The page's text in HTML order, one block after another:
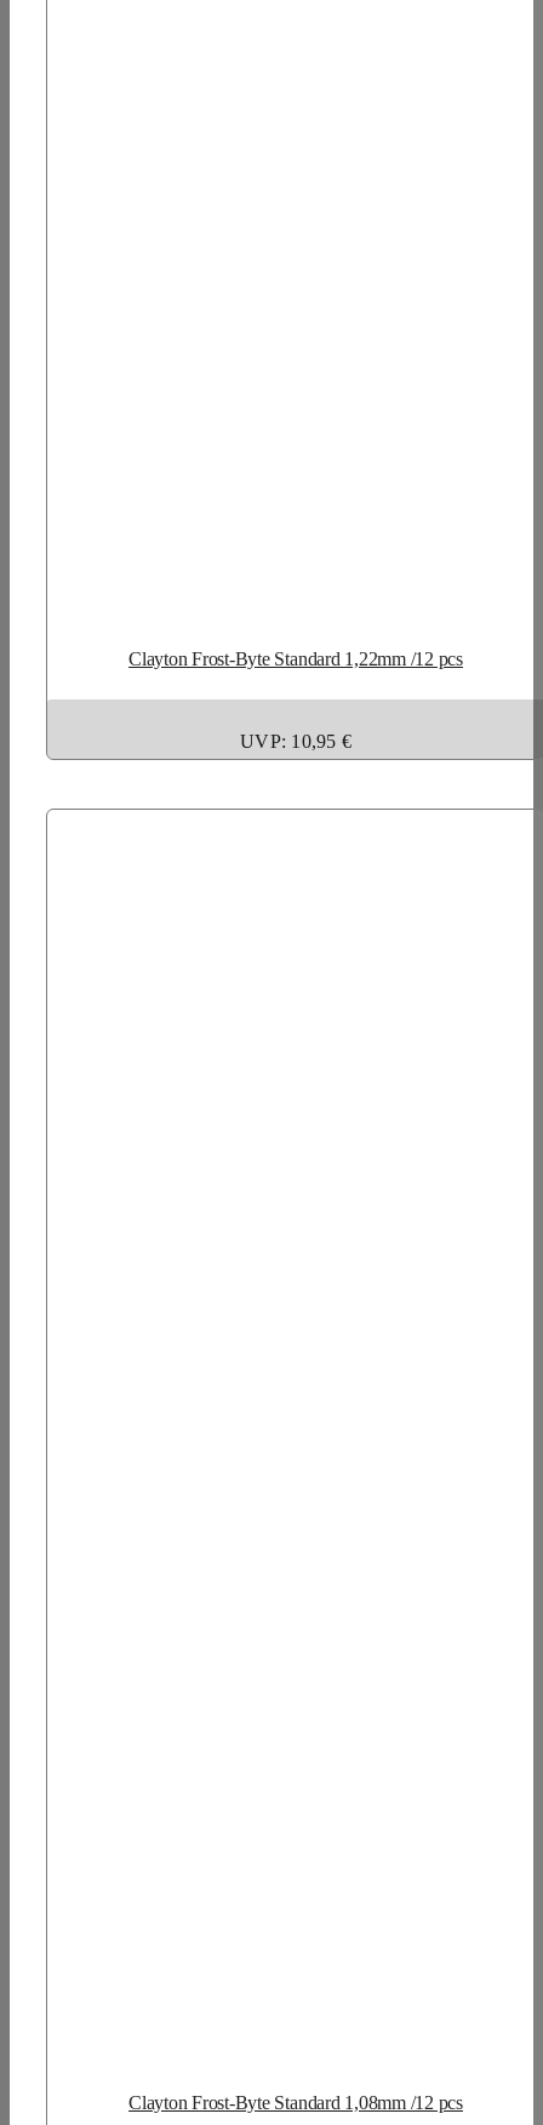
Clayton Frost-Byte Standard 1,22mm /12 pcs
UVP: 10,95 €
Clayton Frost-Byte Standard 1,08mm /12 pcs